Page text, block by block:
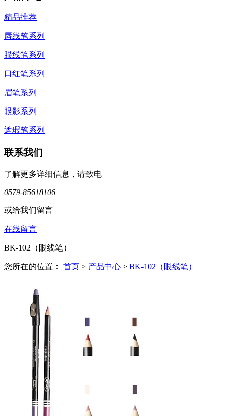
精品推荐
唇线笔系列
眼线笔系列
口红笔系列
眉笔系列
眼影系列
遮瑕笔系列
联系我们
了解更多详细信息，请致电
0579-85618106
或给我们留言
在线留言
BK-102（眼线笔）
您所在的位置： 首页 > 产品中心 > BK-102（眼线笔）